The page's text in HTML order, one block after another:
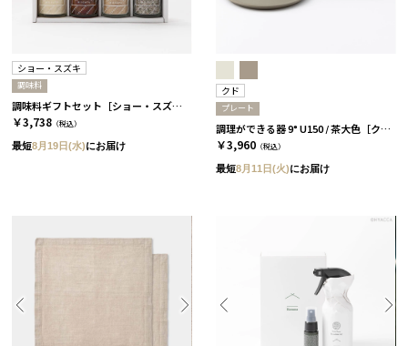
ショー・スズキ
調味料
調味料ギフトセット［ショー・スズキ］
￥3,738 （税込）
最短8月19日(水)にお届け
クド
プレート
調理ができる器 9° U150 / 茶大色［クド］
￥3,960 （税込）
最短8月11日(火)にお届け